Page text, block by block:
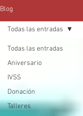
Blog
Todas las entradas
Aniversario
IVSS
Donación
Talleres
Todas las entradas